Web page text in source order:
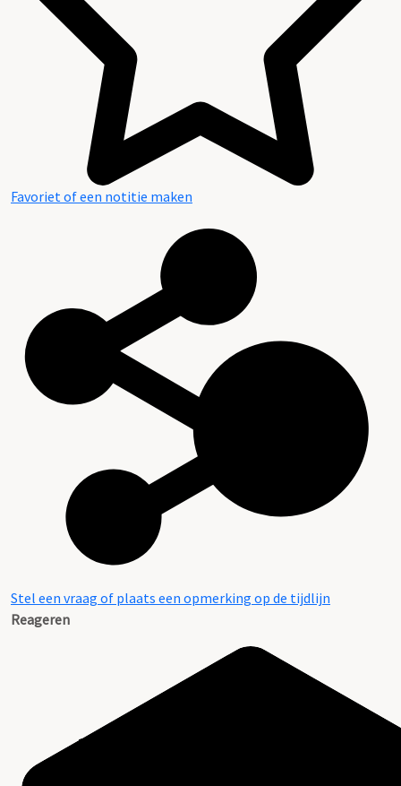
Favoriet of een notitie maken
Stel een vraag of plaats een opmerking op de tijdlijn
Reageren